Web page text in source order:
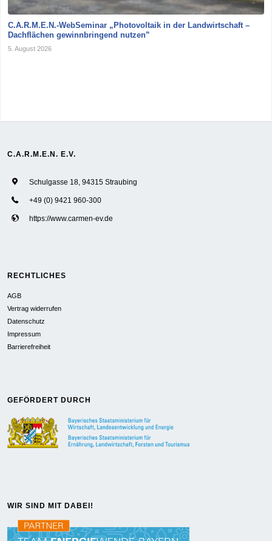
C.A.R.M.E.N.-WebSeminar „Photovoltaik in der Landwirtschaft –
Dachflächen gewinnbringend nutzen”
5. August 2026
C.A.R.M.E.N. E.V.
Schulgasse 18, 94315 Straubing
+49 (0) 9421 960-300
https://www.carmen-ev.de
RECHTLICHES
AGB
Vertrag widerrufen
Datenschutz
Impressum
Barrierefreiheit
GEFÖRDERT DURCH
WIR SIND MIT DABEI!